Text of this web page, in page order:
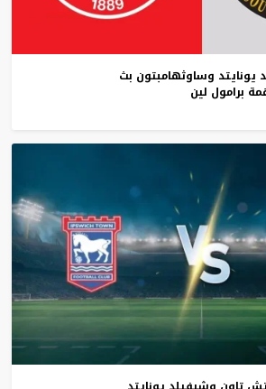
يونايتد وساوثهامبتون بث
برامول لين